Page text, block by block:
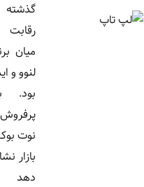
گذشته شاهد
رقابت شدید
میان برندهای
لنوو و ایسوس
بود. بررسی
پرفروش ترین
نوت بوک های
بازار نشان می
دهد مدل